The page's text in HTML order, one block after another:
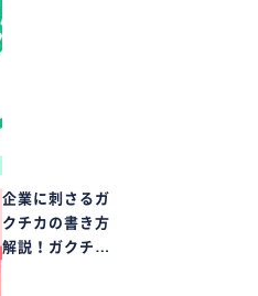
企業に刺さるガ
クチカの書き方
解説！ガクチ…